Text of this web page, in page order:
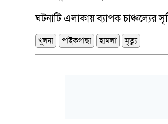
ঘটনাটি এলাকায় ব্যাপক চাঞ্চল্যের
খুলনা পাইকগাছা হামলা মৃত্যু